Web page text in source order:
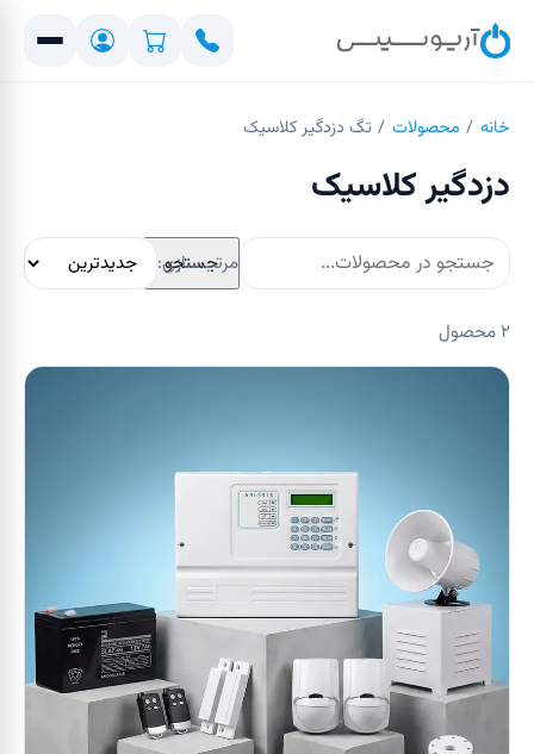
خانه / محصولات / تگ دزدگیر کلاسیک
دزدگیر کلاسیک
جستجو
مرتب‌سازی:
۲ محصول